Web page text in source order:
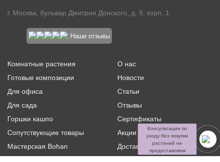
г. Москва, бульвар Дмитрия Донского, д. 9, корп. 1
Наши отзывы
Комнатные растения
Готовые композиции
Для офиса
Для сада
Горшки кашпо
Сопутствующие товары
Мастерская Bohan
О нас
Новости
Статьи
Отзывы
Сертификаты
Акции и скидки
Доставка и оплата
Консультации по
уходу без покупки
растений не
предоставляем